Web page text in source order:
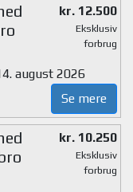
kr. 12.500
Eksklusiv
forbrug
august 2026
Se mere
kr. 10.250
Eksklusiv
forbrug